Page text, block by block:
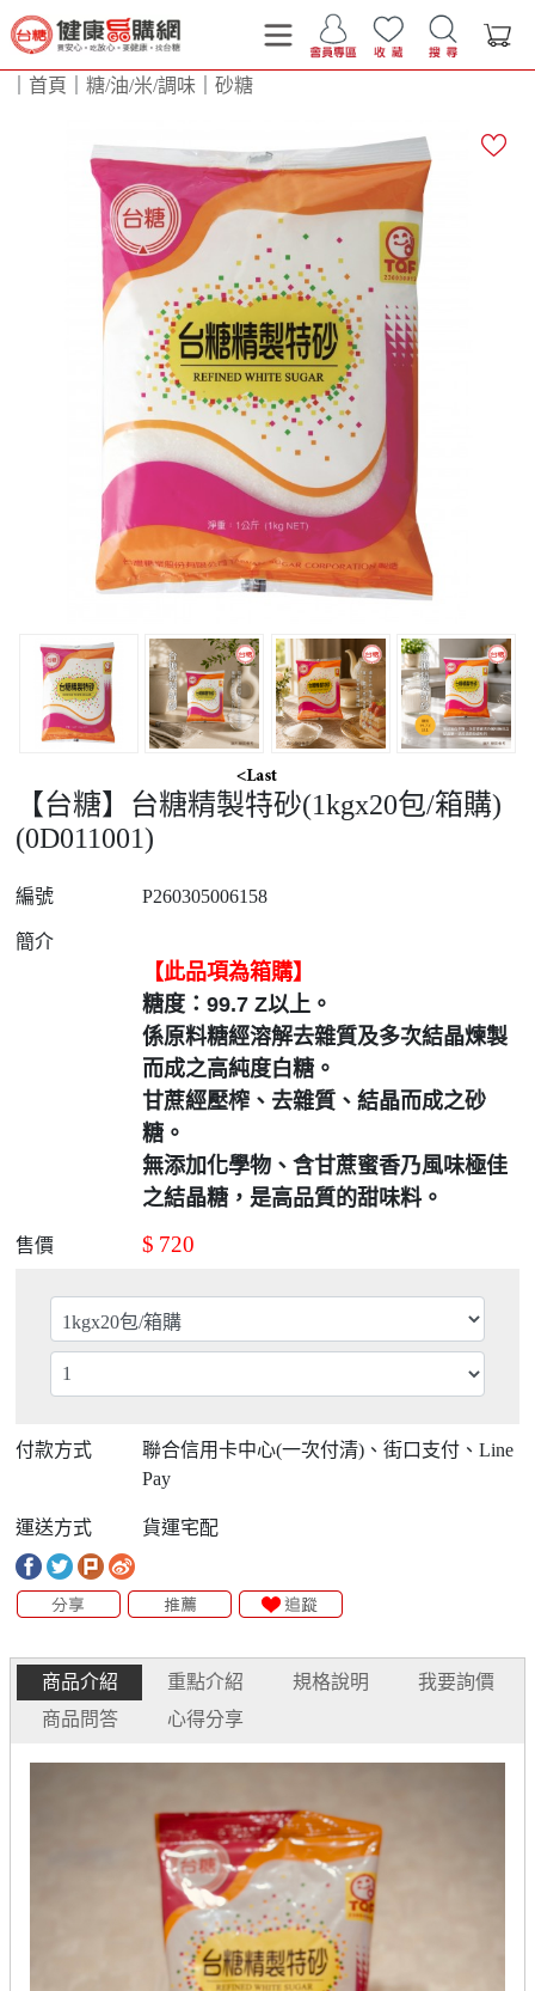
首頁 糖/油/米/調味 砂糖
【台糖】台糖精製特砂(1kgx20包/箱購)
(0D011001)
編號 P260305006158
簡介
【此品項為箱購】
糖度：99.7 Z以上。
係原料糖經溶解去雜質及多次結晶煉製
而成之高純度白糖。
甘蔗經壓榨、去雜質、結晶而成之砂
糖。
無添加化學物、含甘蔗蜜香乃風味極佳
之結晶糖，是高品質的甜味料。
售價 $ 720
付款方式
聯合信用卡中心(一次付清)、街口支付、Line
Pay
運送方式 貨運宅配
商品介紹 重點介紹 規格說明
我要詢價
商品問答
心得分享